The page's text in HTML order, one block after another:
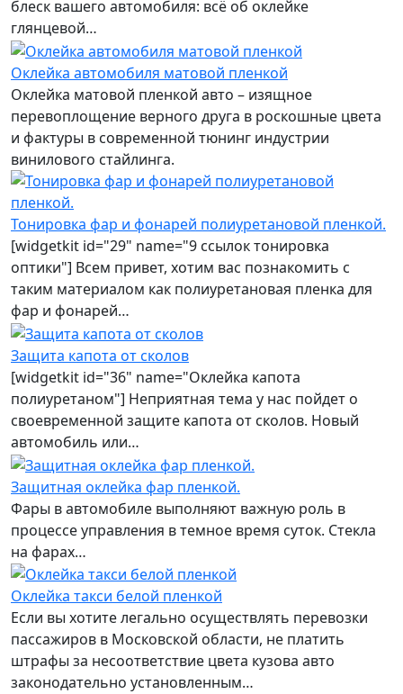
блеск вашего автомобиля: всё об оклейке
глянцевой…
Оклейка автомобиля матовой пленкой
Оклейка матовой пленкой авто – изящное
перевоплощение верного друга в роскошные цвета
и фактуры в современной тюнинг индустрии
винилового стайлинга.
Тонировка фар и фонарей полиуретановой пленкой.
[widgetkit id="29" name="9 ссылок тонировка
оптики"] Всем привет, хотим вас познакомить с
таким материалом как полиуретановая пленка для
фар и фонарей…
Защита капота от сколов
[widgetkit id="36" name="Оклейка капота
полиуретаном"] Неприятная тема у нас пойдет о
своевременной защите капота от сколов. Новый
автомобиль или…
Защитная оклейка фар пленкой.
Фары в автомобиле выполняют важную роль в
процессе управления в темное время суток. Стекла
на фарах…
Оклейка такси белой пленкой
Если вы хотите легально осуществлять перевозки
пассажиров в Московской области, не платить
штрафы за несоответствие цвета кузова авто
законодательно установленным…